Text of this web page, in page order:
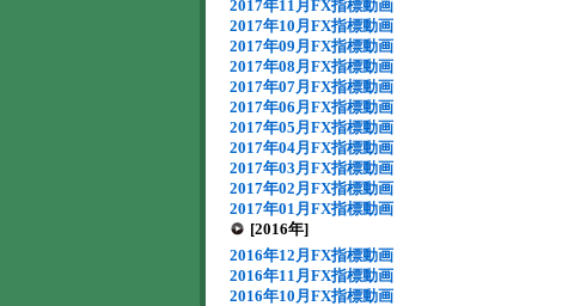
2017年11月FX指標動画
2017年10月FX指標動画
2017年09月FX指標動画
2017年08月FX指標動画
2017年07月FX指標動画
2017年06月FX指標動画
2017年05月FX指標動画
2017年04月FX指標動画
2017年03月FX指標動画
2017年02月FX指標動画
2017年01月FX指標動画
[2016年]
2016年12月FX指標動画
2016年11月FX指標動画
2016年10月FX指標動画